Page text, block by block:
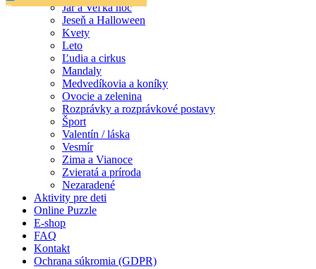
Doprava
Jar a Veľká noc
Jeseň a Halloween
Ľudia a cirkus
Medvedíkovia a koníky
Ovocie a zelenina
Rozprávky a rozprávkové postavy
Šport
Jar a Veľká noc
Jeseň a Halloween
Kvety
Leto
Ľudia a cirkus
Mandaly
Medvedíkovia a koníky
Ovocie a zelenina
Rozprávky a rozprávkové postavy
Šport
Valentín / láska
Vesmír
Zima a Vianoce
Zvieratá a príroda
Nezaradené
Aktivity pre deti
Online Puzzle
E-shop
FAQ
Kontakt
Ochrana súkromia (GDPR)